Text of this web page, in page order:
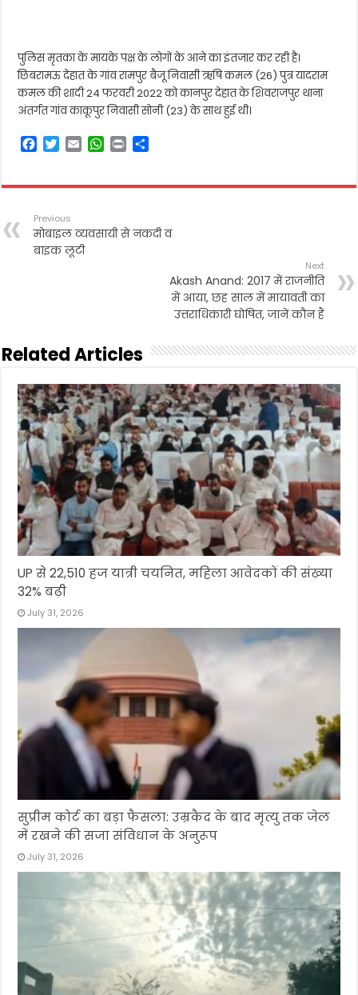
पुलिस मृतका के मायके पक्ष के लोगों के आने का इंतजार कर रही है।
छिबरामऊ देहात के गांव रामपुर बैजू निवासी ऋषि कमल (26) पुत्र यादराम
कमल की शादी 24 फरवरी 2022 को कानपुर देहात के शिवराजपुर थाना
अंतर्गत गांव काकूपुर निवासी सोनी (23) के साथ हुई थी।
F
e
o
o
k
T
t
e
r
E
i
W
t
A
p
P
n
r
Previous
मोबाइल व्यवसायी से नकदी व
बाइक लूटी
Next
Akash Anand: 2017 में राजनीति
में आया, छह साल में मायावती का
उत्तराधिकारी घोषित, जानें कौन हैं
Related Articles
UP से 22,510 हज यात्री चयनित, महिला आवेदकों की संख्या
32% बढ़ी
July 31, 2026
सुप्रीम कोर्ट का बड़ा फैसला: उम्रकैद के बाद मृत्यु तक जेल
में रखने की सजा संविधान के अनुरूप
July 31, 2026